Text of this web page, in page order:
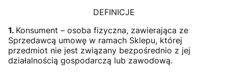
DEFINICJE
1. Konsument – osoba fizyczna, zawierająca ze
Sprzedawcą umowę w ramach Sklepu, której
przedmiot nie jest związany bezpośrednio z jej
działalnością gospodarczą lub zawodową.